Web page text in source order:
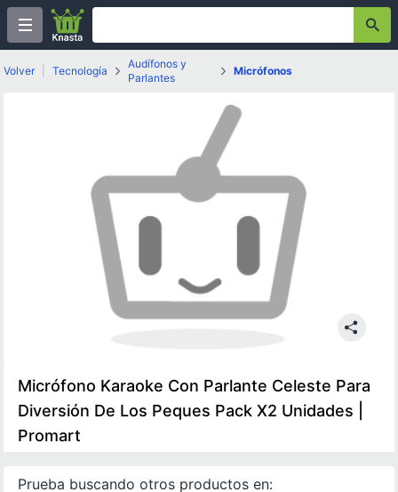
Volver Tecnología
Audífonos y
Parlantes
Micrófonos
Micrófono Karaoke Con Parlante Celeste Para
Diversión De Los Peques Pack X2 Unidades |
Promart
Prueba buscando otros productos en: